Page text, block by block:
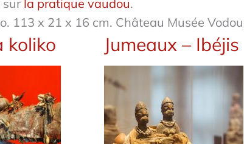
sur la pratique vaudou.
113 x 21 x 16 cm. Château Musée
koliko Jumeaux – Ibéjis